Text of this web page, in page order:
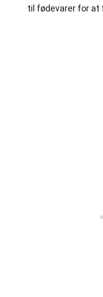
til fødevarer for at